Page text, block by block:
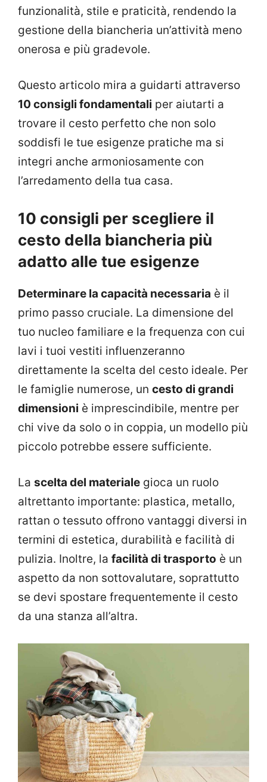
funzionalità, stile e praticità, rendendo la
gestione della biancheria un’attività meno
onerosa e più gradevole.
Questo articolo mira a guidarti attraverso
10 consigli fondamentali per aiutarti a
trovare il cesto perfetto che non solo
soddisfi le tue esigenze pratiche ma si
integri anche armoniosamente con
l’arredamento della tua casa.
10 consigli per scegliere il
cesto della biancheria più
adatto alle tue esigenze
Determinare la capacità necessaria è il
primo passo cruciale. La dimensione del
tuo nucleo familiare e la frequenza con cui
lavi i tuoi vestiti influenzeranno
direttamente la scelta del cesto ideale. Per
le famiglie numerose, un cesto di grandi
dimensioni è imprescindibile, mentre per
chi vive da solo o in coppia, un modello più
piccolo potrebbe essere sufficiente.
La scelta del materiale gioca un ruolo
altrettanto importante: plastica, metallo,
rattan o tessuto offrono vantaggi diversi in
termini di estetica, durabilità e facilità di
pulizia. Inoltre, la facilità di trasporto è un
aspetto da non sottovalutare, soprattutto
se devi spostare frequentemente il cesto
da una stanza all’altra.